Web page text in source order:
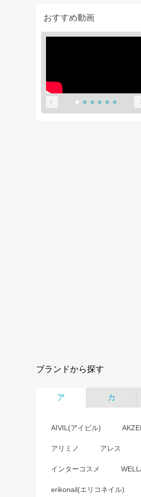
おすすめ動画
ブランドから探す
ア カ
AIVIL(アイビル)
アリミノ アレス
インターコスメ
erikonail(エリコネイル)